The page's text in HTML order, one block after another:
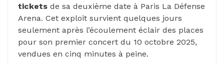
tickets de sa deuxième date à Paris La Défense
Arena. Cet exploit survient quelques jours
seulement après l’écoulement éclair des places
pour son premier concert du 10 octobre 2025,
vendues en cinq minutes à peine.